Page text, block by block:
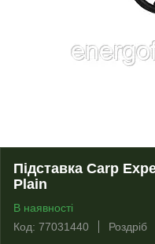
Підставка Carp
Plain
В наявності
Код: 77031440
Роздріб